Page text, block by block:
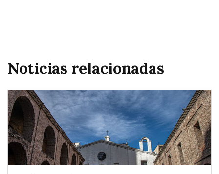
Noticias relacionadas